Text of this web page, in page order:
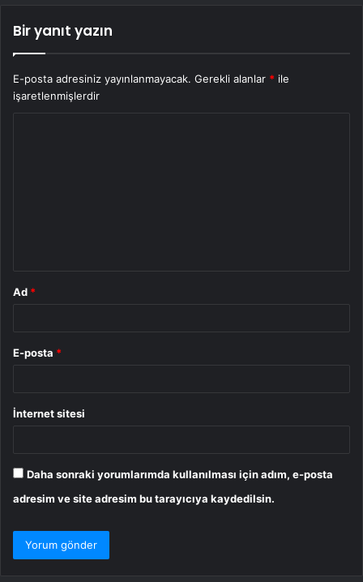
Bir yanıt yazın
E-posta adresiniz yayınlanmayacak. Gerekli alanlar * ile
işaretlenmişlerdir
Ad *
E-posta *
İnternet sitesi
Daha sonraki yorumlarımda kullanılması için adım, e-posta
adresim ve site adresim bu tarayıcıya kaydedilsin.